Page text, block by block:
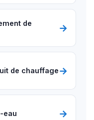
de
→
de chauffage→
eau →